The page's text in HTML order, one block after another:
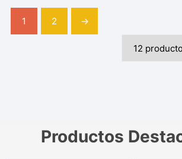
1 2 →
Productos